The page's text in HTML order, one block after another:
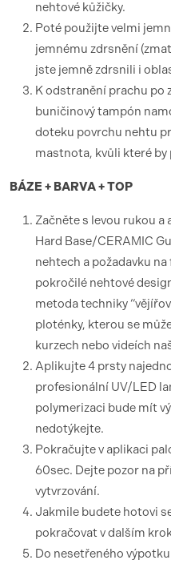
nehtové kůžičky.
Poté použijte velmi
jemnému zdrsnění
jste jemně zdrsnili i
K odstranění prachu po
buničinový tampón
doteku povrchu nehtu
mastnota, kvůli které
BÁZE + BARVA + TOP
Začněte s levou rukou
Hard Base/CERAMIC
nehtech a požadavku
pokročilé nehtové
metoda techniky
ploténky, kterou se
kurzech nebo videích
Aplikujte 4 prsty
profesionální UV/LED
polymerizaci bude mít
nedotýkejte.
Pokračujte v aplikaci
60sec. Dejte pozor na
vytvrzování.
Jakmile budete hotovi
pokračovat v dalším
Do nesetřeného